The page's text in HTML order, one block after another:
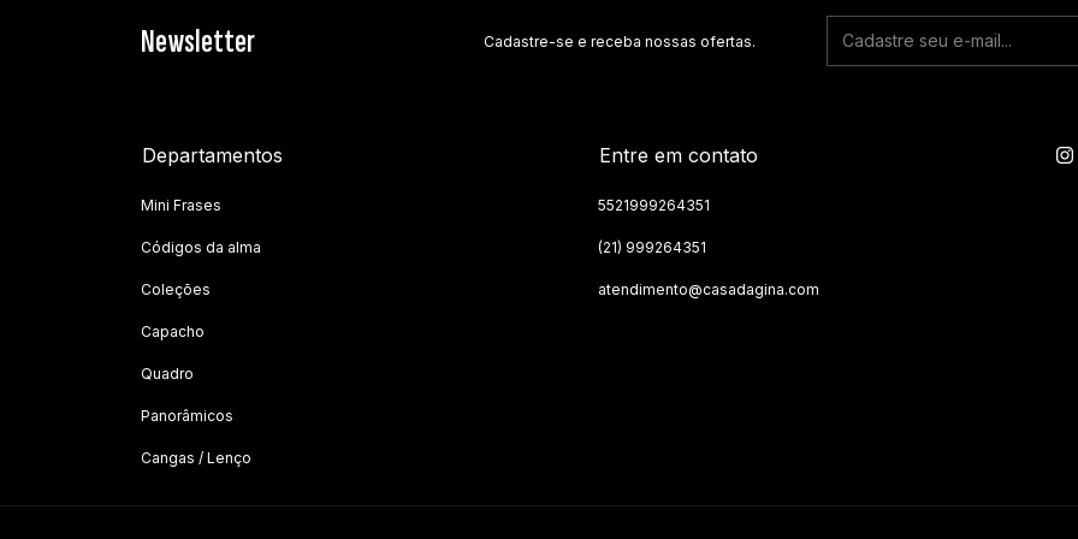
vidro
arranhar
Tela
Newsletter Cadastre-se e receba nossas ofertas.
Departamentos
Mini Frases
Códigos da alma
Coleções
Capacho
Quadro
Panorâmicos
Cangas / Lenço
Entre em contato
5521999264351
(21) 999264351
atendimento@casadagina.com